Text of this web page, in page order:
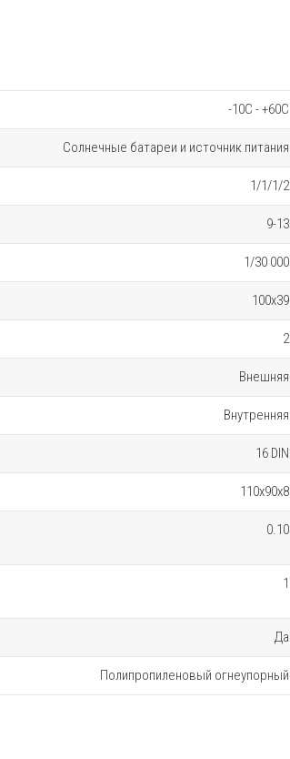
-10C - +60C
Солнечные батареи и источник питания
1/1/1/2
9-13
1/30 000
100х39
2
Внешняя
Внутренняя
16 DIN
110х90х8
0.10
1
Да
Полипропиленовый огнеупорный